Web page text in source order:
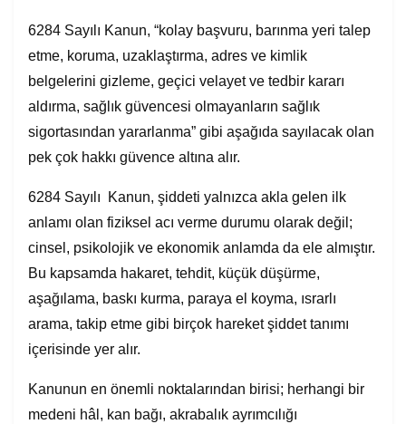
6284 Sayılı Kanun, “kolay başvuru, barınma yeri talep
etme, koruma, uzaklaştırma, adres ve kimlik
belgelerini gizleme, geçici velayet ve tedbir kararı
aldırma, sağlık güvencesi olmayanların sağlık
sigortasından yararlanma” gibi aşağıda sayılacak olan
pek çok hakkı güvence altına alır.
6284 Sayılı Kanun, şiddeti yalnızca akla gelen ilk
anlamı olan fiziksel acı verme durumu olarak değil;
cinsel, psikolojik ve ekonomik anlamda da ele almıştır.
Bu kapsamda hakaret, tehdit, küçük düşürme,
aşağılama, baskı kurma, paraya el koyma, ısrarlı
arama, takip etme gibi birçok hareket şiddet tanımı
içerisinde yer alır.
Kanunun en önemli noktalarından birisi; herhangi bir
medeni hâl, kan bağı, akrabalık ayrımcılığı